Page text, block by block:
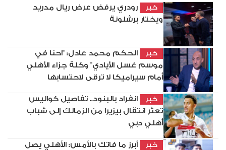
خبر
رودري يرفض عرض ريال مدريد
ويختار برشلونة
خبر
الحكم محمد عادل: "احنا في
موسم غسل الأيادي" وكلة جزاء الأهلي
أمام سيراميكا لا ترقى لاحتسابها
خبر
انفراد بالبنود.. تفاصيل كواليس
تعثر انتقال بيزيرا من الزمالك إلى شباب
أهلي دبي
خبر
أبرز ما فاتك بالأمس: الأهلي يصل